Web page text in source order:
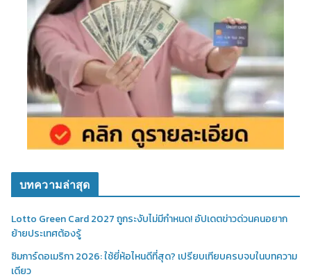
บทความล่าสุด
Lotto Green Card 2027 ถูกระงับไม่มีกำหนด! อัปเดตข่าวด่วนคนอยาก
ย้ายประเทศต้องรู้
ซิมการ์ดอเมริกา 2026: ใช้ยี่ห้อไหนดีที่สุด? เปรียบเทียบครบจบในบทความ
เดียว